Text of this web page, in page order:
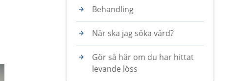
Behandling
När ska jag söka vård?
Gör så här om du har hittat
levande löss